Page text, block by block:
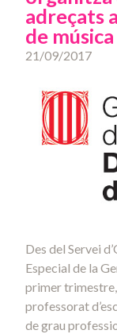
adreçats
de música
21/09/2017
Des del Servei
Especial de la
primer
professorat
de grau